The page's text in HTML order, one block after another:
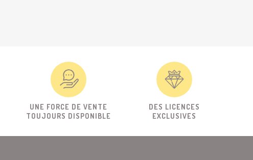
UNE FORCE DE VENTE
TOUJOURS DISPONIBLE
DES LICENCES
EXCLUSIVES